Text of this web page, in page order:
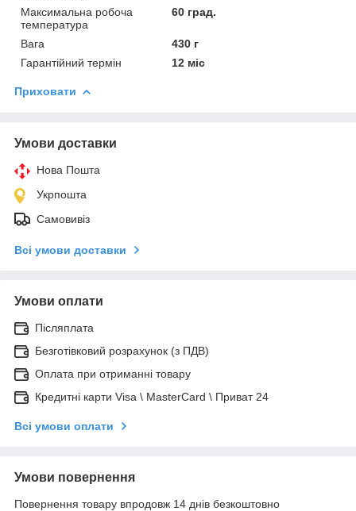
Максимальна робоча
температура
60 град.
Вага
430 г
Гарантійний термін
12 міс
Приховати
Умови доставки
Нова Пошта
Укрпошта
Самовивіз
Всі умови доставки
Умови оплати
Післяплата
Безготівковий розрахунок (з ПДВ)
Оплата при отриманні товару
Кредитні карти Visa \ MasterCard \ Приват 24
Всі умови оплати
Умови повернення
Повернення товару впродовж 14 днів безкоштовно